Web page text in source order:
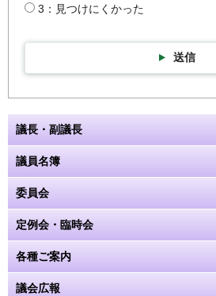
3：見つけにくかった
送信
議長・副議長
議員名簿
委員会
定例会・臨時会
各種ご案内
議会広報